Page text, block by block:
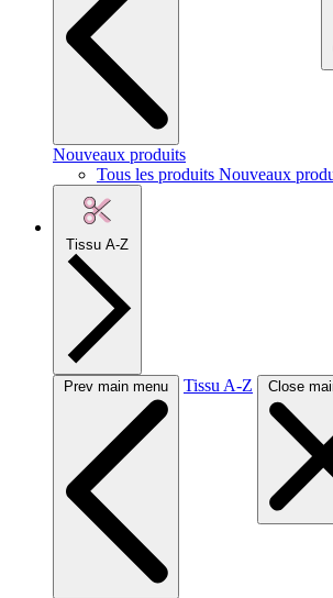
Nouveaux produits
Tous les produits Nouveaux
Tissu A-Z
Prev main menu Tissu A-Z Close